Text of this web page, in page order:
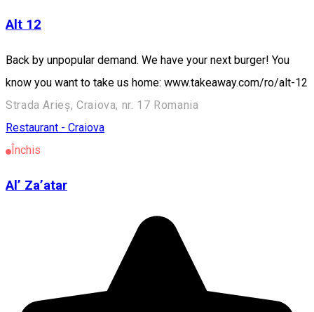
Alt 12
Back by unpopular demand. We have your next burger! You
know you want to take us home: www.takeaway.com/ro/alt-12
Strada Arieș, Craiova, nr. 17 Romania
Restaurant - Craiova
Închis
Al’ Za’atar